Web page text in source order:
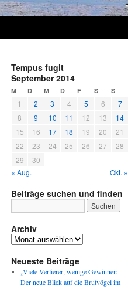
Tempus fugit
September 2014
M D M D F S S
1 2 3 4 5 6
7
8
9 10 11 12 13
14
15
16 17 18 19 20
21
22
23 24 25 26 27
28
29
30
« Aug.
Okt. »
Beiträge suchen und finden
Archiv
Archiv
Neueste Beiträge
„Viele Verlierer, wenige Gewinner:
Der neue Blick auf die Brutvögel im